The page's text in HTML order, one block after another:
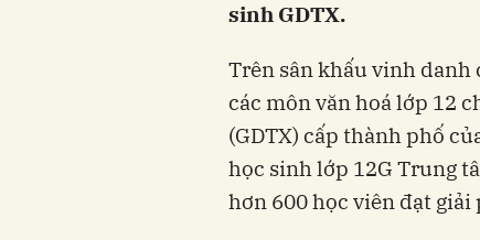
sinh GDTX.
Trên sân khấu vinh danh
các môn văn hoá lớp 12
(GDTX) cấp thành phố
học sinh lớp 12G Trung
hơn 600 học viên đạt